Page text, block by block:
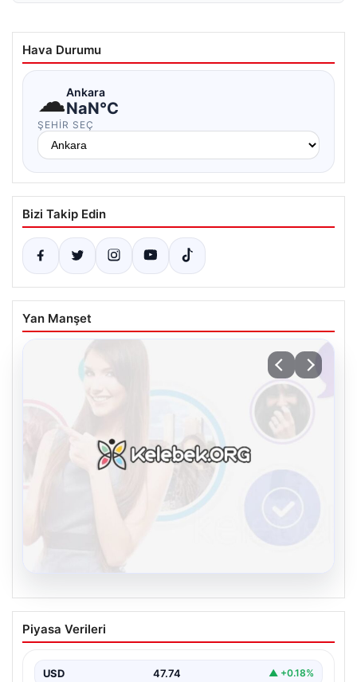
Hava Durumu
☁Ankara
NaN°C
ŞEHIR SEÇ
Bizi Takip Edin
Yan Manşet
Kelebek sohbet platformu İle Dijital
İletişimin Seviyeli Adresi Ve Sohbet
Dijital ortamında insanların seviyeli bir şekilde iletişim
Piyasa Verileri
USD 47.74 ▲ +0.18%